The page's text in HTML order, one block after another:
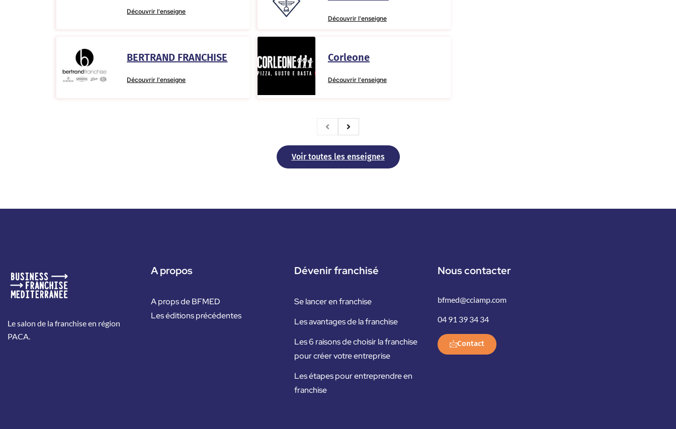
Découvrir l'enseigne
Découvrir l'enseigne
BERTRAND FRANCHISE
Découvrir l'enseigne
Corleone
Découvrir l'enseigne
Voir toutes les enseignes
Le salon de la franchise en région
PACA.
A propos
A props de BFMED
Les éditions précédentes
Dévenir franchisé
Se lancer en franchise
Les avantages de la franchise
Les 6 raisons de choisir la franchise
pour créer votre entreprise
Les étapes pour entreprendre en
franchise
Nous contacter
bfmed@cciamp.com
04 91 39 34 34
Contact